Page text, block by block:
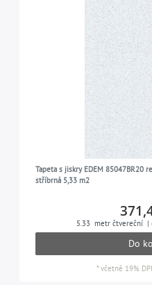
Tapeta s jiskry EDEM 85047BR20
stříbrná 5,33 m2
5.33 metr čtvereční |
Do
*včetně 19%